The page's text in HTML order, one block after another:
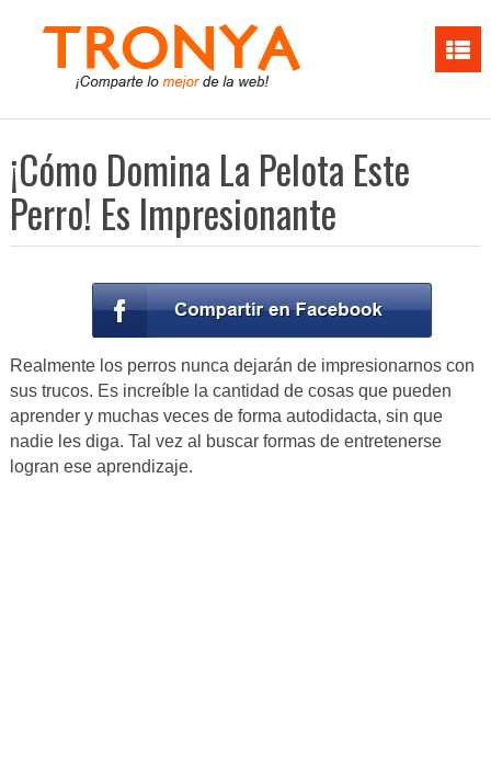
¡Cómo Domina La Pelota Este
Perro! Es Impresionante
Realmente los perros nunca dejarán de impresionarnos con
sus trucos. Es increíble la cantidad de cosas que pueden
aprender y muchas veces de forma autodidacta, sin que
nadie les diga. Tal vez al buscar formas de entretenerse
logran ese aprendizaje.